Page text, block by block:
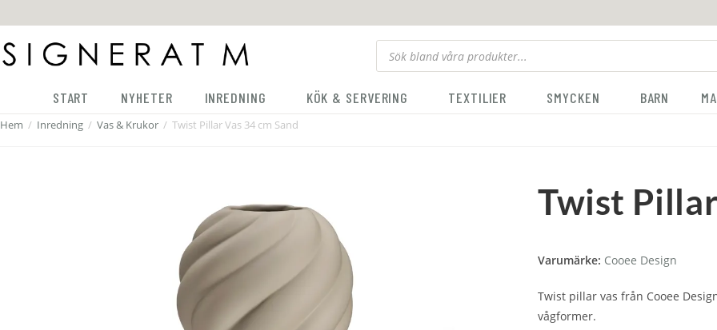
START NYHETER INREDNING KÖK & SERVERING TEXTILIER SMYCKEN BARN
Hem / Inredning / Vas & Krukor / Twist Pillar Vas 34 cm Sand
Twist
Varumärke: Cooee Design
Twist pillar vas från Cooee
vågformer.